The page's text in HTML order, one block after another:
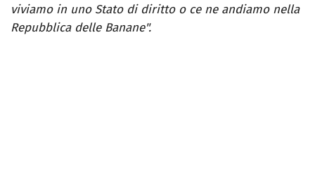
viviamo in uno Stato di diritto o ce ne andiamo nella
Repubblica delle Banane".